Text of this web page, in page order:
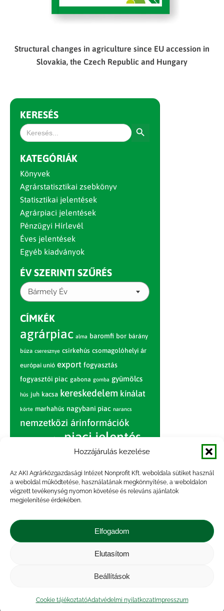
Hozzájárulás kezelése
Az AKI Agrárközgazdasági Intézet Nonprofit Kft. weboldala sütiket használ
a weboldal működtetése, használatának megkönnyítése, a weboldalon
végzett tevékenység nyomon követése és releváns ajánlatok
megjelenítése érdekében.
Elfogadom
Elutasítom
Beállítások
Cookie tájékoztatóAdatvédelmi nyilatkozatImpresszum
Structural changes in agriculture since EU accession in
Slovakia, the Czech Republic and Hungary
KERESÉS
Search
for:
KATEGÓRIÁK
Könyvek
Agrárstatisztikai zsebkönyv
Statisztikai jelentések
Agrárpiaci jelentések
Pénzügyi Hírlevél
Éves jelentések
Egyéb kiadványok
ÉV SZERINTI SZŰRÉS
Bármely Év
CÍMKÉK
agrárpiac alma baromfi bor bárány
búza cseresznye csirkehús csomagolóhelyi ár
európai unió export fogyasztás
fogyasztói piac gabona gomba gyümölcs
hús juh kacsa kereskedelem kínálat
körte marhahús nagybani piac narancs
nemzetközi árinformációk
piac piaci jelentés
sertés sertéshús
szarvasmarha termelés termelői
ár tojás világpiac
vágóbárány
vágómarha vágósertés
Kapcsolat |
tájékoztató